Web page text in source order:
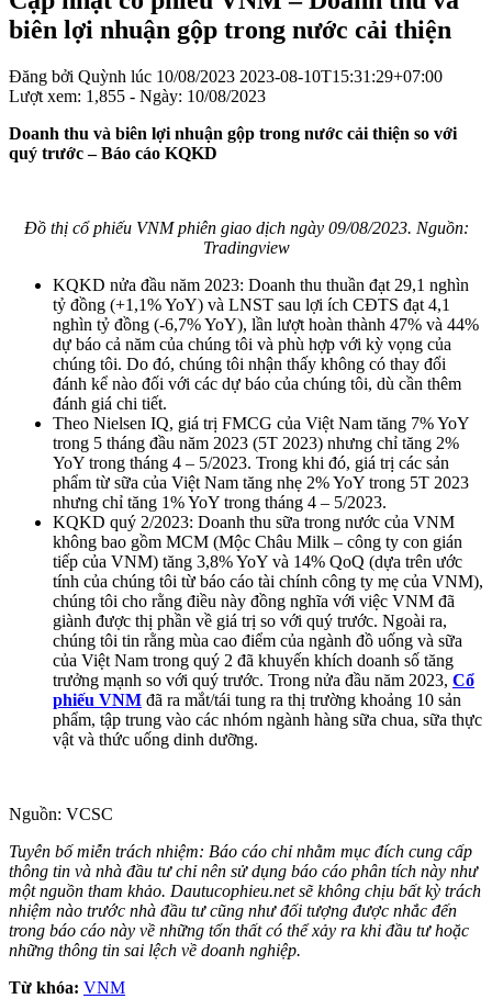
biên lợi nhuận gộp trong nước cải thiện
Đăng bởi Quỳnh lúc 10/08/2023 2023-08-10T15:31:29+07:00
Lượt xem: 1,855 - Ngày: 10/08/2023
Doanh thu và biên lợi nhuận gộp trong nước cải thiện so với
quý trước – Báo cáo KQKD
Đồ thị cổ phiếu VNM phiên giao dịch ngày 09/08/2023. Nguồn:
Tradingview
KQKD nửa đầu năm 2023: Doanh thu thuần đạt 29,1 nghìn
tỷ đồng (+1,1% YoY) và LNST sau lợi ích CĐTS đạt 4,1
nghìn tỷ đồng (-6,7% YoY), lần lượt hoàn thành 47% và 44%
dự báo cả năm của chúng tôi và phù hợp với kỳ vọng của
chúng tôi. Do đó, chúng tôi nhận thấy không có thay đổi
đánh kể nào đối với các dự báo của chúng tôi, dù cần thêm
đánh giá chi tiết.
Theo Nielsen IQ, giá trị FMCG của Việt Nam tăng 7% YoY
trong 5 tháng đầu năm 2023 (5T 2023) nhưng chỉ tăng 2%
YoY trong tháng 4 – 5/2023. Trong khi đó, giá trị các sản
phẩm từ sữa của Việt Nam tăng nhẹ 2% YoY trong 5T 2023
nhưng chỉ tăng 1% YoY trong tháng 4 – 5/2023.
KQKD quý 2/2023: Doanh thu sữa trong nước của VNM
không bao gồm MCM (Mộc Châu Milk – công ty con gián
tiếp của VNM) tăng 3,8% YoY và 14% QoQ (dựa trên ước
tính của chúng tôi từ báo cáo tài chính công ty mẹ của VNM),
chúng tôi cho rằng điều này đồng nghĩa với việc VNM đã
giành được thị phần về giá trị so với quý trước. Ngoài ra,
chúng tôi tin rằng mùa cao điểm của ngành đồ uống và sữa
của Việt Nam trong quý 2 đã khuyến khích doanh số tăng
trưởng mạnh so với quý trước. Trong nửa đầu năm 2023, Cổ
phiếu VNM đã ra mắt/tái tung ra thị trường khoảng 10 sản
phẩm, tập trung vào các nhóm ngành hàng sữa chua, sữa thực
vật và thức uống dinh dưỡng.
Nguồn: VCSC
Tuyên bố miễn trách nhiệm: Báo cáo chỉ nhằm mục đích cung cấp
thông tin và nhà đầu tư chỉ nên sử dụng báo cáo phân tích này như
một nguồn tham khảo. Dautucophieu.net sẽ không chịu bất kỳ trách
nhiệm nào trước nhà đầu tư cũng như đối tượng được nhắc đến
trong báo cáo này về những tổn thất có thể xảy ra khi đầu tư hoặc
những thông tin sai lệch về doanh nghiệp.
Từ khóa: VNM